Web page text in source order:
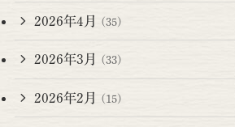
2026年4月 (35)
2026年3月 (33)
2026年2月 (15)